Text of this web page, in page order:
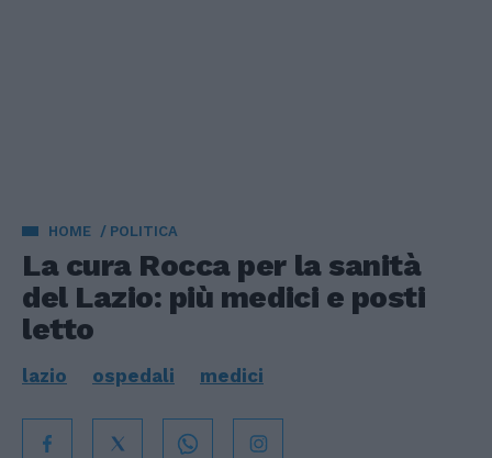
HOME POLITICA
La cura Rocca per la sanità
del Lazio: più medici e posti
letto
lazio ospedali medici